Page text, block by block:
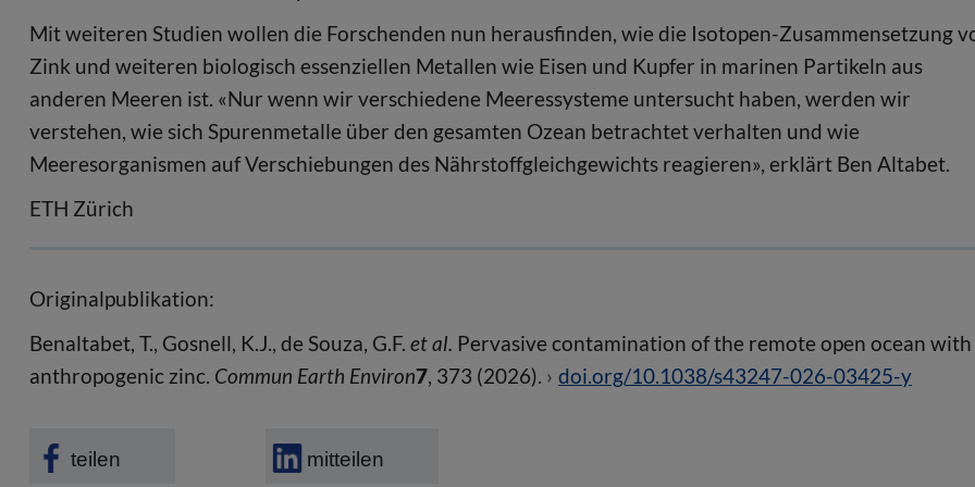
Mit weiteren Studien wollen die Forschenden nun herausfinden, wie die Isotopen-Zusammensetzung
Zink und weiteren biologisch essenziellen Metallen wie Eisen und Kupfer in marinen Partikeln aus
anderen Meeren ist. «Nur wenn wir verschiedene Meeressysteme untersucht haben, werden wir
verstehen, wie sich Spurenmetalle über den gesamten Ozean betrachtet verhalten und wie
Meeresorganismen auf Verschiebungen des Nährstoffgleichgewichts reagieren», erklärt Ben Altabet.
ETH Zürich
Originalpublikation:
Benaltabet, T., Gosnell, K.J., de Souza, G.F. et al. Pervasive contamination of the remote open ocean with
anthropogenic zinc. Commun Earth Environ7 , 373 (2026). doi.org/10.1038/s43247-026-03425-y
teilen mitteilen